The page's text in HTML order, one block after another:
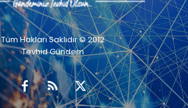
Tüm Hakları Saklıdır © 2012
Tevhid Gündem